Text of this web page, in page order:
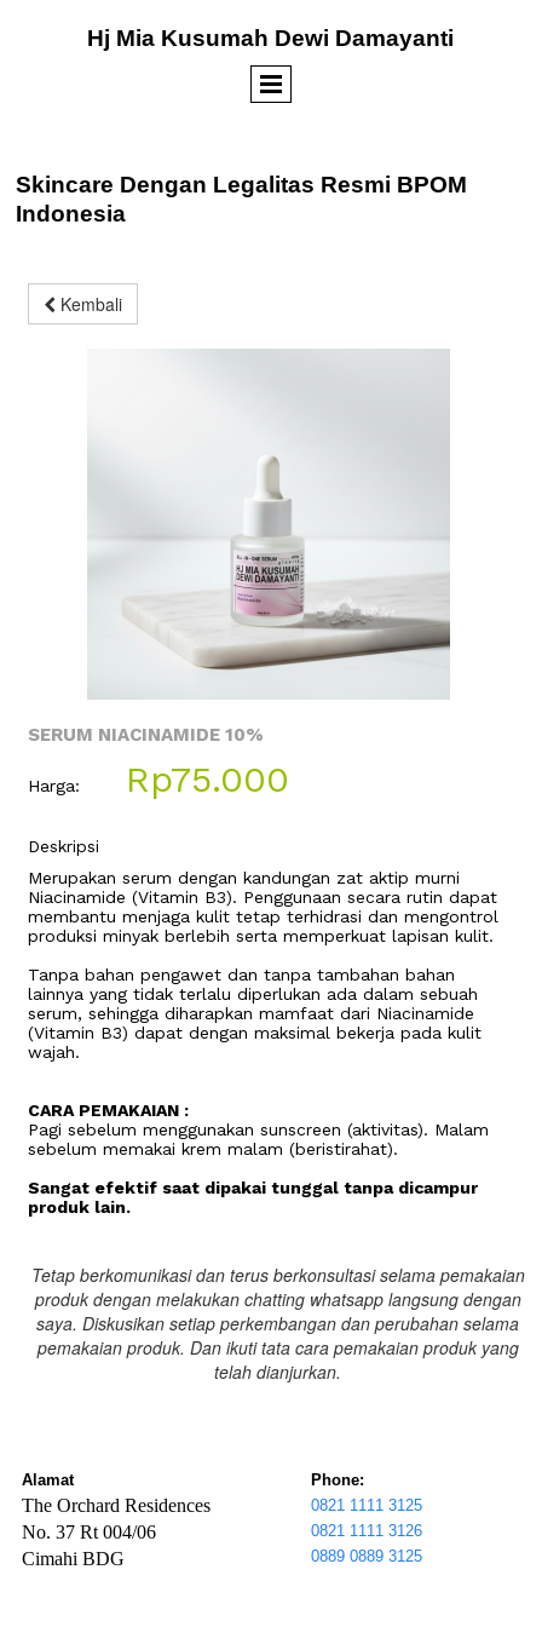
Hj Mia Kusumah Dewi Damayanti
Skincare Dengan Legalitas Resmi BPOM
Indonesia
Kembali
SERUM NIACINAMIDE 10%
Harga: Rp75.000
Deskripsi
Merupakan serum dengan kandungan zat aktip murni
Niacinamide (Vitamin B3). Penggunaan secara rutin dapat
membantu menjaga kulit tetap terhidrasi dan mengontrol
produksi minyak berlebih serta memperkuat lapisan kulit.
Tanpa bahan pengawet dan tanpa tambahan bahan
lainnya yang tidak terlalu diperlukan ada dalam sebuah
serum, sehingga diharapkan mamfaat dari Niacinamide
(Vitamin B3) dapat dengan maksimal bekerja pada kulit
wajah.
CARA PEMAKAIAN :
Pagi sebelum menggunakan sunscreen (aktivitas). Malam
sebelum memakai krem malam (beristirahat).
Sangat efektif saat dipakai tunggal tanpa dicampur
produk lain.
Tetap berkomunikasi dan terus berkonsultasi selama pemakaian
produk dengan melakukan chatting whatsapp langsung dengan
saya. Diskusikan setiap perkembangan dan perubahan selama
pemakaian produk. Dan ikuti tata cara pemakaian produk yang
telah dianjurkan.
Alamat
The Orchard Residences
No. 37 Rt 004/06
Cimahi BDG
Phone:
0821 1111 3125
0821 1111 3126
0889 0889 3125